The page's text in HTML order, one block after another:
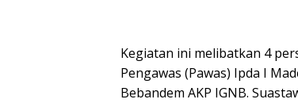
​Kegiatan ini melibatkan 4
Pengawas (Pawas) Ipda I
Bebandem AKP IGNB.